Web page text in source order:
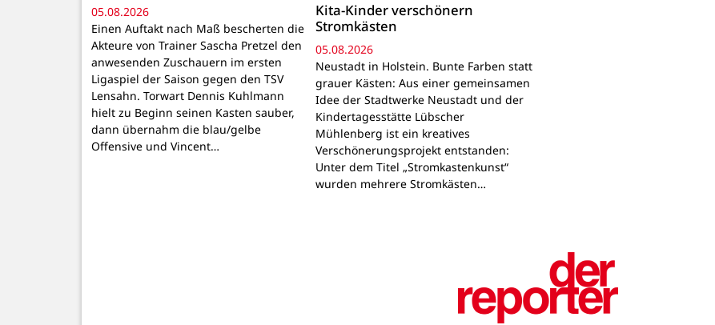
05.08.2026
Einen Auftakt nach Maß bescherten die
Akteure von Trainer Sascha Pretzel den
anwesenden Zuschauern im ersten
Ligaspiel der Saison gegen den TSV
Lensahn. Torwart Dennis Kuhlmann
hielt zu Beginn seinen Kasten sauber,
dann übernahm die blau/gelbe
Offensive und Vincent…
Kita-Kinder verschönern
Stromkästen
05.08.2026
Neustadt in Holstein. Bunte Farben statt
grauer Kästen: Aus einer gemeinsamen
Idee der Stadtwerke Neustadt und der
Kindertagesstätte Lübscher
Mühlenberg ist ein kreatives
Verschönerungsprojekt entstanden:
Unter dem Titel „Stromkastenkunst“
wurden mehrere Stromkästen…